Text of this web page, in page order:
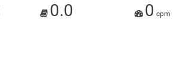
0.0 0 cpm